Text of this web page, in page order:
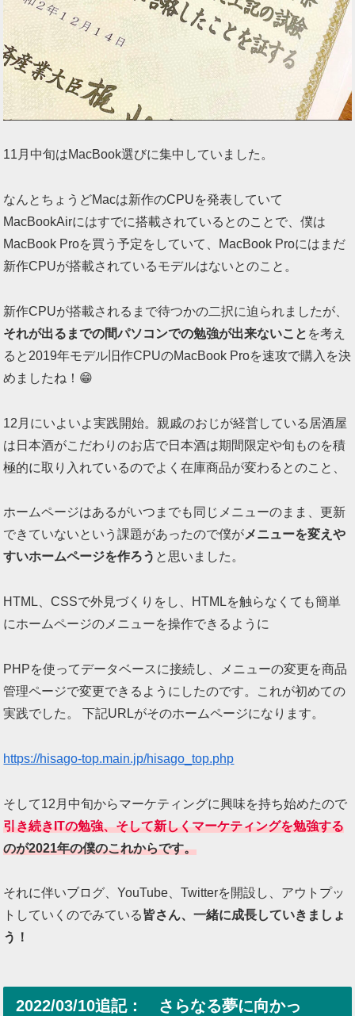
11月中旬はMacBook選びに集中していました。
なんとちょうどMacは新作のCPUを発表していて
MacBookAirにはすでに搭載されているとのことで、僕は
MacBook Proを買う予定をしていて、MacBook Proにはまだ
新作CPUが搭載されているモデルはないとのこと。
新作CPUが搭載されるまで待つかの二択に迫られましたが、
それが出るまでの間パソコンでの勉強が出来ないこと を考え
ると2019年モデル旧作CPUのMacBook Proを速攻で購入を決
めましたね！😁
12月にいよいよ実践開始。親戚のおじが経営している居酒屋
は日本酒がこだわりのお店で日本酒は期間限定や旬ものを積
極的に取り入れているのでよく在庫商品が変わるとのこと、
ホームページはあるがいつまでも同じメニューのまま、更新
できていないという課題があったので僕がメニューを変えや
すいホームページを作ろう と思いました。
HTML、CSSで外見づくりをし、HTMLを触らなくても簡単
にホームページのメニューを操作できるように
PHPを使ってデータベースに接続し、メニューの変更を商品
管理ページで変更できるようにしたのです。これが初めての
実践でした。 下記URLがそのホームページになります。
https://hisago-top.main.jp/hisago_top.php
そして12月中旬からマーケティングに興味を持ち始めたので
引き続きITの勉強、そして新しくマーケティングを勉強する
のが2021年の僕のこれからです。
それに伴いブログ、YouTube、Twitterを開設し、アウトプッ
トしていくのでみている皆さん、一緒に成長していきましょ
う！
2022/03/10追記： さらなる夢に向かっ